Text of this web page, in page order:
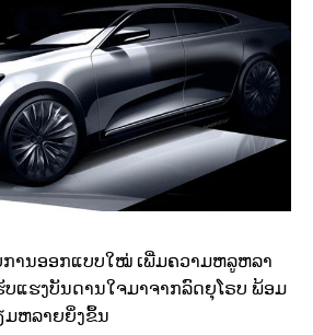
ານ​ອອກ​ແບບ​ໃໝ່ ເພີ່ມ​ຄວາມ​ຫລູ​ຫລາ​
ແຮງ​ບັນ​ດານ​ໃຈ​ມາ​ຈາກ​ລົດ​ຍຸ​ໂຣບ ພ້ອມ​
ຫລາຍ​ຍິ່ງ​ຂຶ້ນ